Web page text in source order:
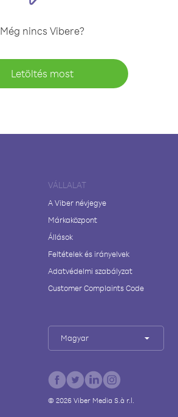
Még nincs Vibere?
Letöltés most
VÁLLALAT
A Viber névjegye
Márkaközpont
Állások
Feltételek és irányelvek
Adatvédelmi szabályzat
Customer Complaints Code
Magyar
© 2026Viber Media S.à r.l.